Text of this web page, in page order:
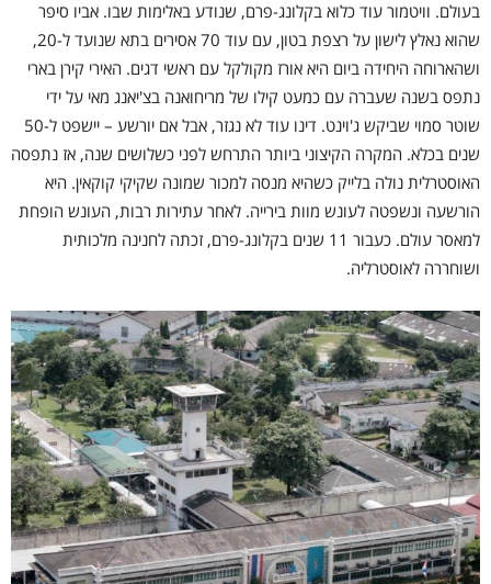
בעולם. וויטמור עוד כלוא בקלונג-פרם, שנודע באלימות שבו. אביו סיפר
שהוא נאלץ לישון על רצפת בטון, עם עוד 70 אסירים בתא שנועד ל-20,
ושהארוחה היחידה ביום היא אורז מקולקל עם ראשי דגים. האירי קירן בארי
נתפס בשנה שעברה עם כמעט קילו של מריחואנה בצ'יאנג מאי על ידי
שוטר סמוי שביקש ג'וינט. דינו עוד לא נגזר, אבל אם יורשע – יישפט ל-50
שנים בכלא. המקרה הקיצוני ביותר התרחש לפני כשלושים שנה, אז נתפסה
האוסטרלית נולה בלייק כשהיא מנסה למכור שמונה שקיקי קוקאין. היא
הורשעה ונשפטה לעונש מוות בירייה. לאחר עתירות רבות, העונש הופחת
למאסר עולם. כעבור 11 שנים בקלונג-פרם, זכתה לחנינה מלכותית
ושוחררה לאוסטרליה.